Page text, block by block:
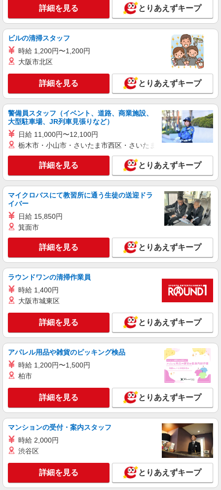
時給1,350円〜1,600円 ★週払いOK（規定あ
り） ※給与幅は経験・能力による
愛知県刈谷市 【最寄駅】刈谷駅 ★勤務地は
3000ヶ所以上★ 自宅から通いやすいエリアなど、
お好きな勤務地をお選び下さい！！
キープ 詳細を見る
パート 派遣社員
日研トータルソーシング株式会社 メディカルケア事業部/知立オフィ
ス
未経験・無資格OKの介護スタッフ
時給1,350円〜1,600円 ★週払いOK（規定あ
り） ※給与幅は経験・能力による
愛知県刈谷市 【最寄駅】刈谷市駅 ★勤務地は
3000ヶ所以上★ 自宅から通いやすいエリアなど、
お好きな勤務地をお選び下さい！！
詳細を見る
派遣社員
株式会社kotrio /●NG-H-2093136
刈谷駅★未経験OKの人間関係に悩まない職場
時給1500円〜2125円 ＜日払い有/週払い有/交
通費全支給(ガソリン代含む)＞
刈谷市【刈谷駅近く】
キープ 詳細を見る
派遣社員
株式会社kotrio /●NG-H-1907540
刈谷市*デイでの生活補助☆新たなスキルを身
につけて長く働く♪
時給1500円〜2150円 ＜日払い有/週払い有/交
通費全支給(ガソリン代含む)＞
刈谷市【刈谷駅近く】
詳細を見る
アルバイト パート 派遣社員 紹介予定派遣
日研トータルソーシング株式会社 メディカルケア事業部/知立オフィ
ス
介護スタッフ／資格あり or 経験者
給1,400円〜 ◆初任者研修・未経験：時給1,400
円〜 ◆初任者研修・経験者：時給1,500円〜 ◆介
護福祉士：時給1,600円〜 ※経験者は3ヶ月以上 ※
愛知県刈谷市 【最寄駅】小垣江駅 ★勤務地は
3000ヶ所以上★ 自宅から通いやすいエリアなど、
詳細を見る とりあえずキープ
ビルの清掃スタッフ
時給 1,200円〜1,200円
大阪市北区
詳細を見る とりあえずキープ
警備員スタッフ（イベント、道路、商業施設、
大型駐車場、JR列車見張りなど）
日給 11,000円〜12,100円
栃木市・小山市・さいたま市西区・さいたま市岩槻区・久喜市・
詳細を見る とりあえずキープ
マイクロバスにて教習所に通う生徒の送迎ドラ
イバー
日給 15,850円
箕面市
詳細を見る とりあえずキープ
ラウンドワンの清掃作業員
時給 1,400円
大阪市城東区
詳細を見る とりあえずキープ
アパレル用品や雑貨のピッキング検品
時給 1,200円〜1,500円
柏市
詳細を見る とりあえずキープ
マンションの受付・案内スタッフ
時給 2,000円
渋谷区
詳細を見る とりあえずキープ